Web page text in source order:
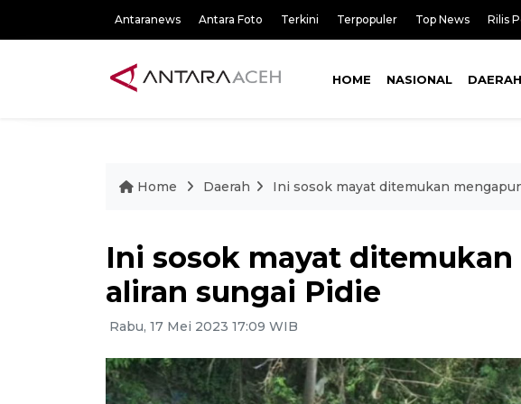
Antaranews Antara Foto Terkini Terpopuler Top News Rilis
HOME NASIONAL DAERAH
Home Daerah Ini sosok mayat ditemukan
Ini sosok mayat
aliran sungai Pidie
Rabu, 17 Mei 2023 17:09 WIB